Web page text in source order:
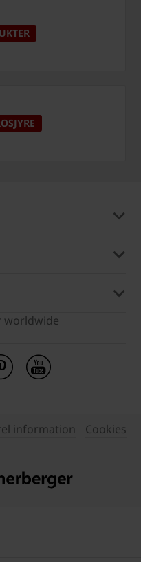
worldwide
information
Cookies